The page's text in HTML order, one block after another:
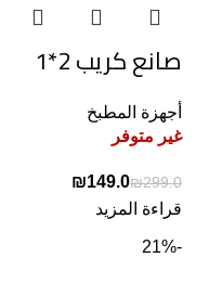
صانع كريب 2*1
أجهزة المطبخ
غير متوفر
₪299.0
₪149.0
قراءة المزيد
-21%